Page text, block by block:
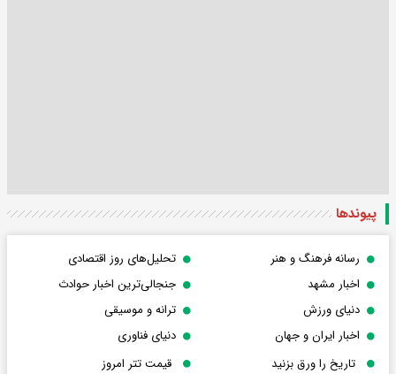
پیوندها
رسانه فرهنگ و هنر
تحلیل‌های روز اقتصادی
اخبار مشهد
جنجالی‌ترین اخبار حوادث
دنیای ورزش
ترانه و موسیقی
اخبار ایران و جهان
دنیای فناوری
تاریخ را ورق بزنید
قیمت تتر امروز